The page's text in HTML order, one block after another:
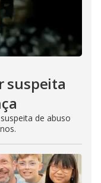
suspeita
de abuso